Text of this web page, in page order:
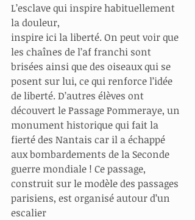
L’esclave qui inspire habituellement
la douleur,
inspire ici la liberté. On peut voir que
les chaînes de l’af franchi sont
brisées ainsi que des oiseaux qui se
posent sur lui, ce qui renforce l’idée
de liberté. D’autres élèves ont
découvert le Passage Pommeraye, un
monument historique qui fait la
fierté des Nantais car il a échappé
aux bombardements de la Seconde
guerre mondiale ! Ce passage,
construit sur le modèle des passages
parisiens, est organisé autour d’un
escalier